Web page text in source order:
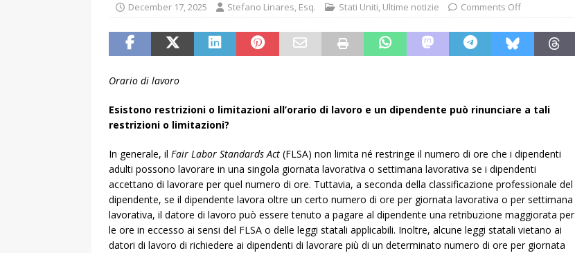
December 17, 2025 Stefano Linares, Esq. Stati Uniti, Ultime notizie Comments Off
Orario di lavoro
Esistono restrizioni o limitazioni all’orario di lavoro e un dipendente può rinunciare a tali
restrizioni o limitazioni?
In generale, il Fair Labor Standards Act (FLSA) non limita né restringe il numero di ore che i dipendenti
adulti possono lavorare in una singola giornata lavorativa o settimana lavorativa se i dipendenti
accettano di lavorare per quel numero di ore. Tuttavia, a seconda della classificazione professionale del
dipendente, se il dipendente lavora oltre un certo numero di ore per giornata lavorativa o per settimana
lavorativa, il datore di lavoro può essere tenuto a pagare al dipendente una retribuzione maggiorata per
le ore in eccesso ai sensi del FLSA o delle leggi statali applicabili. Inoltre, alcune leggi statali vietano ai
datori di lavoro di richiedere ai dipendenti di lavorare più di un determinato numero di ore per giornata